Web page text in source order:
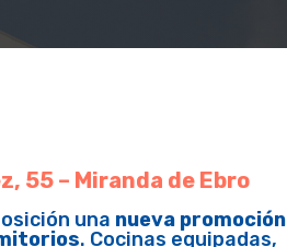
55 – Miranda de Ebro
una nueva promoción
. Cocinas equipadas,